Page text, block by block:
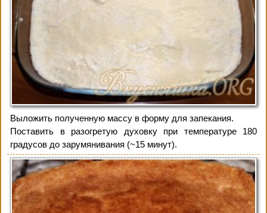
Выложить полученную массу в форму для запекания.
Поставить в разогретую духовку при температуре 180
градусов до зарумянивания (~15 минут).